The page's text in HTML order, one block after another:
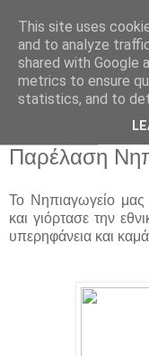
Παρέλαση
Το Νηπιαγωγείο μας
και γιόρτασε την
υπερηφάνεια και
This site uses
and to analyze
shared with Google
metrics to ensure
statistics, and to